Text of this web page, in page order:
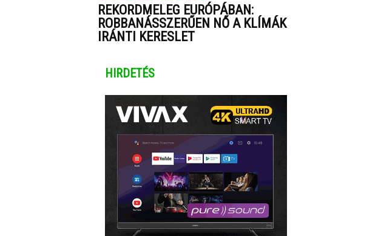
REKORDMELEG EURÓPÁBAN:
ROBBANÁSSZERŰEN NŐ A KLÍMÁK
IRÁNTI KERESLET
HIRDETÉS